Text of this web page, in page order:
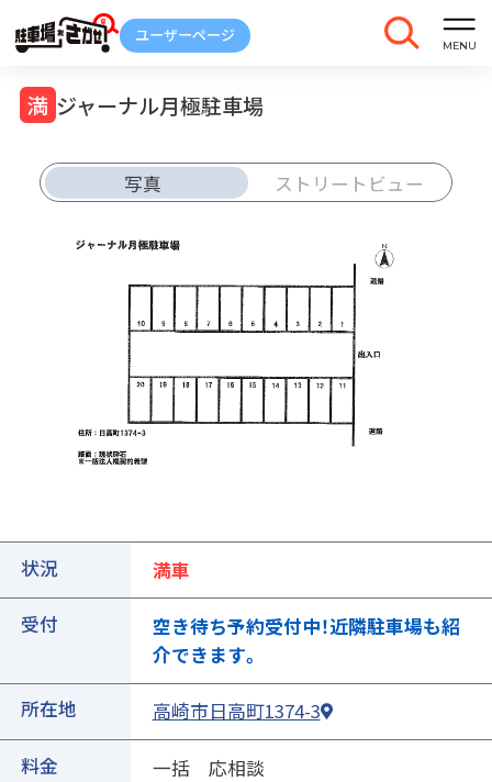
ジャーナル月極駐車場
写真 ストリートビュー
状況 満車
受付
空き待ち予約受付中！近隣駐車場も紹
介できます。
所在地 高崎市日高町1374-3
料金 一括 応相談
車庫証明
発行
トラブル
ご契約中の駐車場ページのボタン
①ご契約中の駐車場の詳細ページを開きます